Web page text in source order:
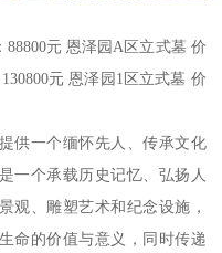
88800元 恩泽园A区立式墓 价
元 恩泽园1区立式墓 价
供一个缅怀先人、传承文化
一个承载历史记忆、弘扬人
观、雕塑艺术和纪念设施，
命的价值与意义，同时传递